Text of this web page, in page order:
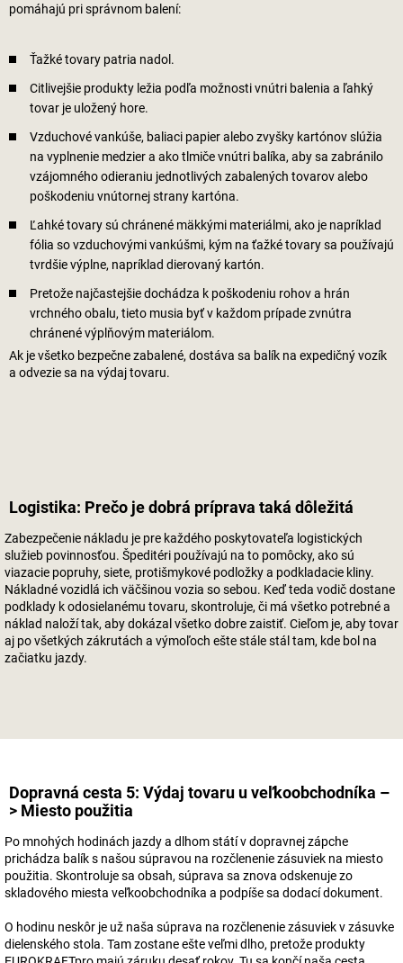
pomáhajú pri správnom balení:
Ťažké tovary patria nadol.
Citlivejšie produkty ležia podľa možnosti vnútri balenia a ľahký
tovar je uložený hore.
Vzduchové vankúše, baliaci papier alebo zvyšky kartónov slúžia
na vyplnenie medzier a ako tlmiče vnútri balíka, aby sa zabránilo
vzájomného odieraniu jednotlivých zabalených tovarov alebo
poškodeniu vnútornej strany kartóna.
Ľahké tovary sú chránené mäkkými materiálmi, ako je napríklad
fólia so vzduchovými vankúšmi, kým na ťažké tovary sa používajú
tvrdšie výplne, napríklad dierovaný kartón.
Pretože najčastejšie dochádza k poškodeniu rohov a hrán
vrchného obalu, tieto musia byť v každom prípade zvnútra
chránené výplňovým materiálom.
Ak je všetko bezpečne zabalené, dostáva sa balík na expedičný vozík
a odvezie sa na výdaj tovaru.
Logistika: Prečo je dobrá príprava taká dôležitá
Zabezpečenie nákladu je pre každého poskytovateľa logistických
služieb povinnosťou. Špeditéri používajú na to pomôcky, ako sú
viazacie popruhy, siete, protišmykové podložky a podkladacie kliny.
Nákladné vozidlá ich väčšinou vozia so sebou. Keď teda vodič dostane
podklady k odosielanému tovaru, skontroluje, či má všetko potrebné a
náklad naloží tak, aby dokázal všetko dobre zaistiť. Cieľom je, aby tovar
aj po všetkých zákrutách a výmoľoch ešte stále stál tam, kde bol na
začiatku jazdy.
Dopravná cesta 5: Výdaj tovaru u veľkoobchodníka –
> Miesto použitia
Po mnohých hodinách jazdy a dlhom státí v dopravnej zápche
prichádza balík s našou súpravou na rozčlenenie zásuviek na miesto
použitia. Skontroluje sa obsah, súprava sa znova odskenuje zo
skladového miesta veľkoobchodníka a podpíše sa dodací dokument.
O hodinu neskôr je už naša súprava na rozčlenenie zásuviek v zásuvke
dielenského stola. Tam zostane ešte veľmi dlho, pretože produkty